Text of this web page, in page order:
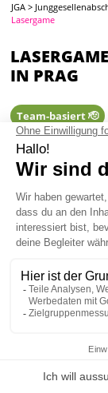
JGA >
Lasergame
IN PRAG
Team-basiert 🫡
WAS IST
Ein Profi
Mein JGA in